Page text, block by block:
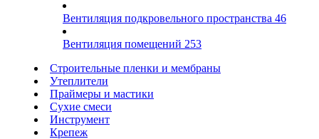
Вентиляция подкровельного пространства 46
Вентиляция помещений 253
Строительные пленки и мембраны
Утеплители
Праймеры и мастики
Сухие смеси
Инструмент
Крепеж